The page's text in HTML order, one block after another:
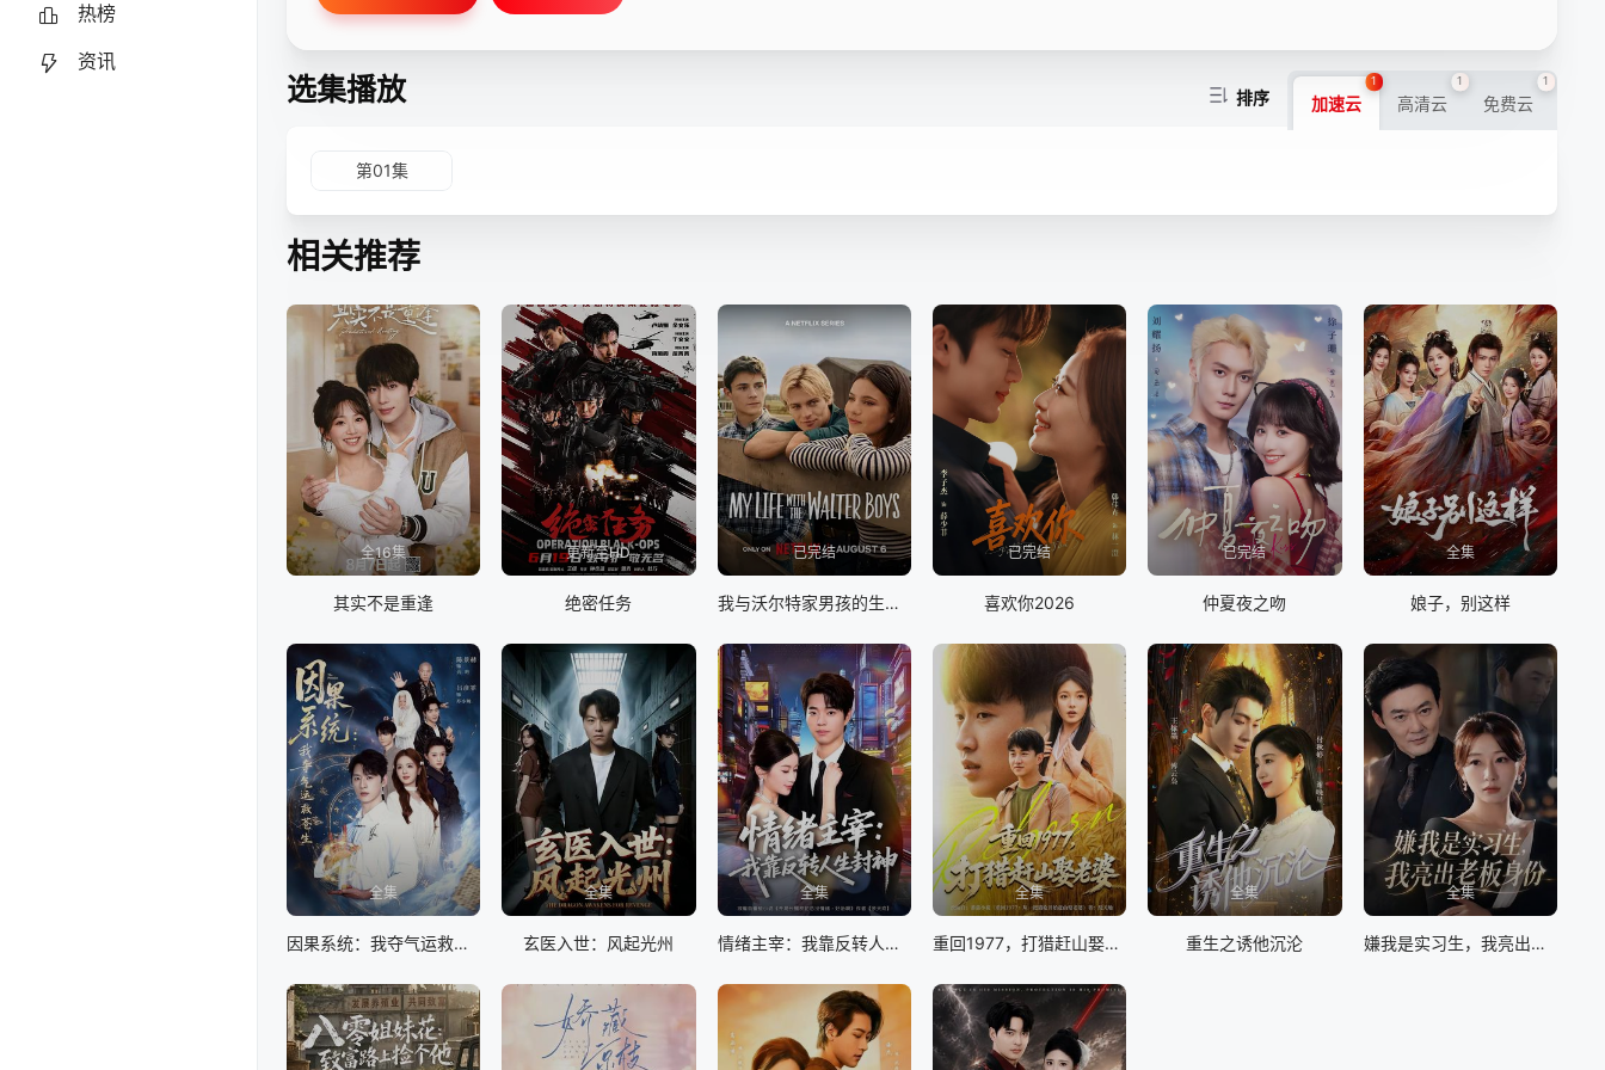
热榜
资讯
选集播放 排序 加速云
1
高清云
1
免费云
1
第01集
相关推荐
全16集
其实不是重逢
更新至HD
绝密任务
已完结
我与沃尔特家男孩的生活第三季
已完结
喜欢你2026
已完结
仲夏夜之吻
全集
娘子，别这样
全集
因果系统：我夺气运救苍生
全集
玄医入世：风起光州
全集
情绪主宰：我靠反转人生封神
全集
重回1977，打猎赶山娶老婆
全集
重生之诱他沉沦
全集
嫌我是实习生，我亮出老板身份